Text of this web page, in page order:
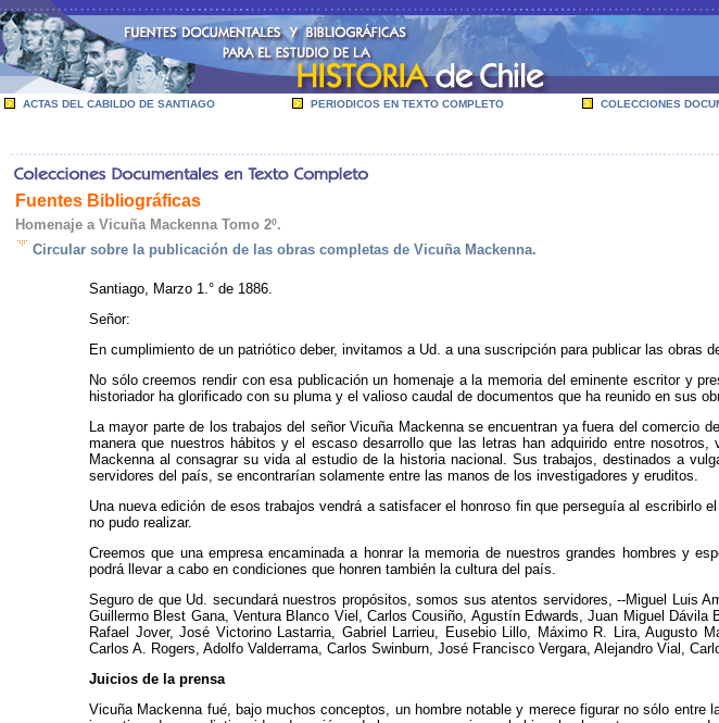
ACTAS DEL CABILDO DE SANTIAGO PERIODICOS EN TEXTO COMPLETO COLECCIONES
Fuentes Bibliográficas
Homenaje a Vicuña Mackenna Tomo 2º.
Circular sobre la publicación de las obras completas de Vicuña Mackenna.
Santiago, Marzo 1.° de 1886.
Señor:
En cumplimiento de un patriótico deber, invitamos a Ud. a una suscripción para publicar las obras
No sólo creemos rendir con esa publicación un homenaje a la memoria del eminente escritor y
historiador ha glorificado con su pluma y el valioso caudal de documentos que ha reunido en sus
La mayor parte de los trabajos del señor Vicuña Mackenna se encuentran ya fuera del
manera que nuestros hábitos y el escaso desarrollo que las letras han adquirido entre
Mackenna al consagrar su vida al estudio de la historia nacional. Sus trabajos, destinados a
servidores del país, se encontrarían solamente entre las manos de los investigadores y eruditos.
Una nueva edición de esos trabajos vendrá a satisfacer el honroso fin que perseguía al
no pudo realizar.
Creemos que una empresa encaminada a honrar la memoria de nuestros grandes hombres y
podrá llevar a cabo en condiciones que honren también la cultura del país.
Seguro de que Ud. secundará nuestros propósitos, somos sus atentos servidores, --Miguel Luis
Guillermo Blest Gana, Ventura Blanco Viel, Carlos Cousiño, Agustín Edwards, Juan Miguel
Rafael Jover, José Victorino Lastarria, Gabriel Larrieu, Eusebio Lillo, Máximo R. Lira, Augusto
Carlos A. Rogers, Adolfo Valderrama, Carlos Swinburn, José Francisco Vergara, Alejandro Vial,
Juicios de la prensa
Vicuña Mackenna fué, bajo muchos conceptos, un hombre notable y merece figurar no sólo